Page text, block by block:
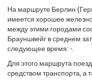
На маршруте Берлин
имеется хорошее
между этими городами
Брауншвейг в среднем
следующее время: -.
Для этого маршрута
средством транспорта, а